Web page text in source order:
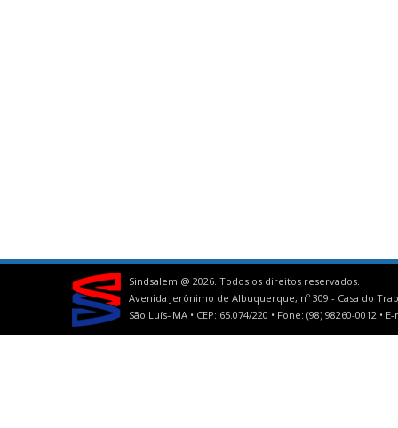
Sindsalem @ 2026. Todos os direitos reservados.
Avenida Jerônimo de Albuquerque, nº 309 - Casa do
São Luís–MA • CEP: 65.074/220 • Fone: (98) 98260-0012